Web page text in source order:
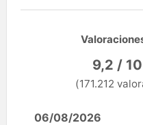
9,2 / 10
(171.212
06/08/2026